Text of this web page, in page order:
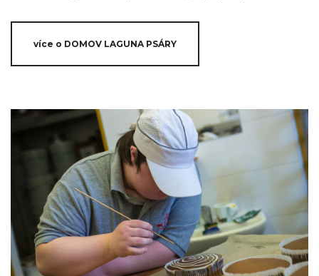
více o DOMOV LAGUNA PSÁRY